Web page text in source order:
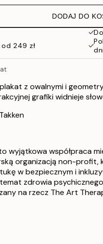
DODAJ DO
249 zł
dni
z owalnymi i
grafiki widnieje
wyjątkowa współpraca
organizacją non-profit,
w bezpiecznym i
zdrowia
na rzecz The Art